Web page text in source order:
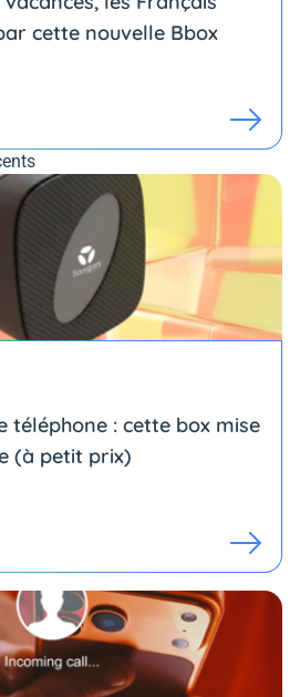
cette nouvelle Bbox
téléphone : cette box mise
(à petit prix)